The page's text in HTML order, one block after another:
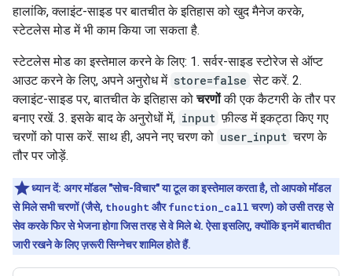
हालांकि, क्लाइंट-साइड पर बातचीत के इतिहास को खुद मैनेज करके,
स्टेटलेस मोड में भी काम किया जा सकता है.
स्टेटलेस मोड का इस्तेमाल करने के लिए: 1. सर्वर-साइड स्टोरेज से ऑप्ट
आउट करने के लिए, अपने अनुरोध में store=false सेट करें. 2.
क्लाइंट-साइड पर, बातचीत के इतिहास कोचरणोंकी एक कैटगरी के तौर पर
बनाए रखें. 3. इसके बाद के अनुरोधों में, input फ़ील्ड में इकट्ठा किए गए
चरणों को पास करें. साथ ही, अपने नए चरण को user_input चरण के
तौर पर जोड़ें.
ध्यान दें: अगर मॉडल "सोच-विचार" या टूल का इस्तेमाल करता है, तो आपको मॉडल
से मिले सभी चरणों (जैसे, thought औरfunction_callचरण) को उसी तरह से
सेव करके फिर से भेजना होगा जिस तरह से वे मिले थे. ऐसा इसलिए, क्योंकि इनमें बातचीत
जारी रखने के लिए ज़रूरी सिग्नेचर शामिल होते हैं.